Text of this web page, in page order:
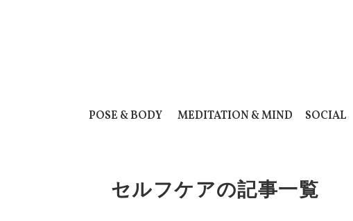
POSE & BODY MEDITATION & MIND SOCIAL
セルフケアの記事一覧